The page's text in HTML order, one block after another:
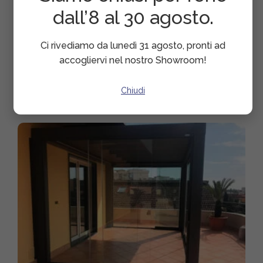
dall’8 al 30 agosto.
Ci rivediamo da lunedì 31 agosto, pronti ad
accogliervi nel nostro Showroom!
Chiudi
Tenda da sole completa di arredo Varaschin –